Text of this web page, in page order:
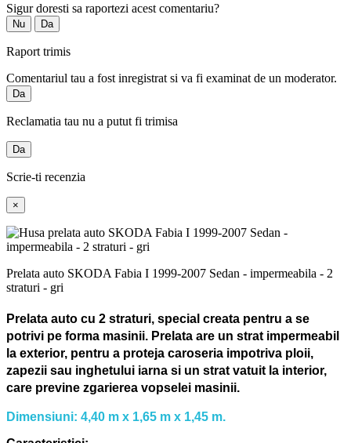
Sigur doresti sa raportezi acest comentariu?
Nu Da
Raport trimis
Comentariul tau a fost inregistrat si va fi examinat de un moderator.
Da
Reclamatia tau nu a putut fi trimisa
Da
Scrie-ti recenzia
×
Prelata auto SKODA Fabia I 1999-2007 Sedan - impermeabila - 2
straturi - gri
Prelata auto cu 2 straturi, special creata pentru a se
potrivi pe forma masinii. Prelata are un strat impermeabil
la exterior, pentru a proteja caroseria impotriva ploii,
zapezii sau inghetului iarna si un strat vatuit la interior,
care previne zgarierea vopselei masinii.
Dimensiuni: 4,40 m x 1,65 m x 1,45 m.